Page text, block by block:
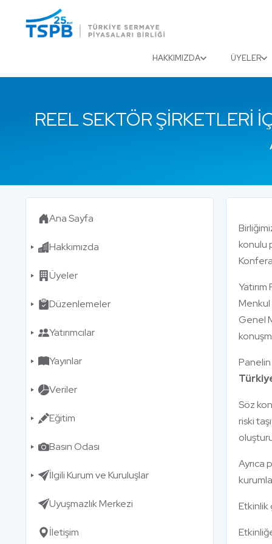
HAKKIMIZDA ÜYELER
REEL SEKTÖR ŞIRKETLERI
Ana Sayfa
Hakkımızda
Üyeler
Düzenlemeler
Yatırımcılar
Yayınlar
Veriler
Eğitim
Basın Odası
İlgili Kurum ve Kuruluşlar
Uyuşmazlık Merkezi
İletişim
konulu
Menkul
Genel
Söz
riski
Ayrıca
Etkinlik